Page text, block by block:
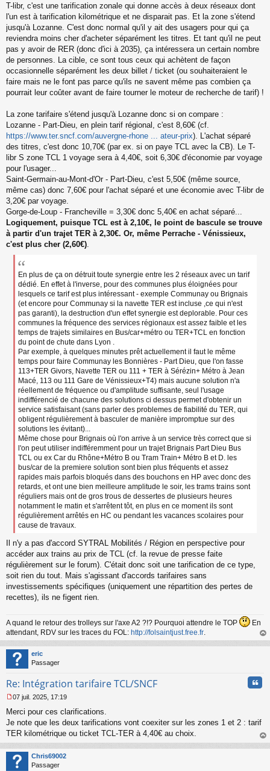
T-libr, c'est une tarification zonale qui donne accès à deux réseaux dont
l'un est à tarification kilométrique et ne disparait pas. Et la zone s'étend
jusqu'à Lozanne. C'est donc normal qu'il y ait des usagers pour qui ça
reviendra moins cher d'acheter séparément les titres. Et tant qu'il ne peut
pas y avoir de RER (donc d'ici à 2035), ça intéressera un certain nombre
de personnes. La cible, ce sont tous ceux qui achètent de façon
occasionnelle séparément les deux billet / ticket (ou souhaiteraient le
faire mais ne le font pas parce qu'ils ne savent même pas combien ça
pourrait leur coûter avant de faire tourner le moteur de recherche de tarif) !
La zone tarifaire s'étend jusqu'à Lozanne donc si on compare :
Lozanne - Part-Dieu, en plein tarif régional, c'est 8,60€ (cf.
https://www.ter.sncf.com/auvergne-rhone ... ateur-prix). L'achat séparé
des titres, c'est donc 10,70€ (par ex. si on paye TCL avec la CB). Le T-
libr S zone TCL 1 voyage sera à 4,40€, soit 6,30€ d'économie par voyage
pour l'usager...
Saint-Germain-au-Mont-d'Or - Part-Dieu, c'est 5,50€ (même source,
même cas) donc 7,60€ pour l'achat séparé et une économie avec T-libr de
3,20€ par voyage.
Gorge-de-Loup - Francheville = 3,30€ donc 5,40€ en achat séparé...
Logiquement, puisque TCL est à 2,10€, le point de bascule se trouve
à partir d'un trajet TER à 2,30€. Or, même Perrache - Vénissieux,
c'est plus cher (2,60€)
En plus de ça on détruit toute synergie entre les 2 réseaux avec un tarif
dédié. En effet à l'inverse, pour des communes plus éloignées pour
lesquels ce tarif est plus intéressant - exemple Communay ou Brignais
(et encore pour Communay si la navette TER est incluse ,ce qui n'est
pas garanti), la destruction d'un effet synergie est deplorable. Pour ces
communes la fréquence des services régionaux est assez faible et les
temps de trajets similaires en Bus/car+métro ou TER+TCL en fonction
du point de chute dans Lyon .
Par exemple, à quelques minutes prêt actuellement il faut le même
temps pour faire Communay les Bonnières - Part Dieu, que l'on fasse
113+TER Givors, Navette TER ou 111 + TER à Sérézin+ Métro à Jean
Macé, 113 ou 111 Gare de Vénissieux+T4) mais aucune solution n'a
réellement de fréquence ou d'amplitude suffisante, seul l'usage
indifférencié de chacune des solutions ci dessus permet d'obtenir un
service satisfaisant (sans parler des problemes de fiabilité du TER, qui
obligent régulièrement à basculer de manière impromptue sur des
solutions les évitant)...
Même chose pour Brignais où l'on arrive à un service très correct que si
l'on peut utiliser indifféremment pour un trajet Brignais Part Dieu Bus
TCL ou ex Car du Rhône+Métro B ou Tram Train+ Métro B et D. les
bus/car de la premiere solution sont bien plus fréquents et assez
rapides mais parfois bloqués dans des bouchons en HP avec donc des
retards, et ont une bien meilleure amplitude le soir, les trams trains sont
réguliers mais ont de gros trous de dessertes de plusieurs heures
notamment le matin et s'arrêtent tôt, en plus en ce moment ils sont
régulièrement arrêtés en HC ou pendant les vacances scolaires pour
cause de travaux.
Il n'y a pas d'accord SYTRAL Mobilités / Région en perspective pour
accéder aux trains au prix de TCL (cf. la revue de presse faite
régulièrement sur le forum). C'était donc soit une tarification de ce type,
soit rien du tout. Mais s'agissant d'accords tarifaires sans
investissements spécifiques (uniquement une répartition des pertes de
recettes), ils ne figent rien.
A quand le retour des trolleys sur l'axe A2 ?!? Pourquoi attendre le TOP
En
attendant, RDV sur les traces du FOL: http://folsaintjust.free.fr.
au
eric
Passager
Re: Intégration tarifaire TCL/SNCF
e
s
s
g
e
n
07 juil. 2025, 17:19
Merci pour ces clarifications.
Je note que les deux tarifications vont coexiter sur les zones 1 et 2 : tarif
TER kilométrique ou ticket TCL-TER à 4,40€ au choix.
au
Chris69002
Passager